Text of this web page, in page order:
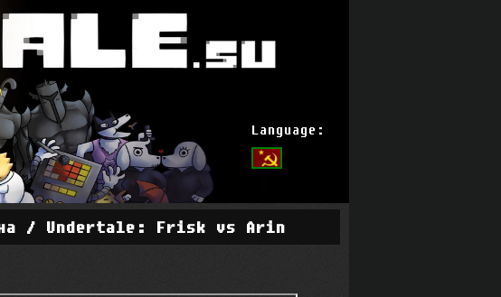
Language:
/ Undertale: Frisk vs Arin